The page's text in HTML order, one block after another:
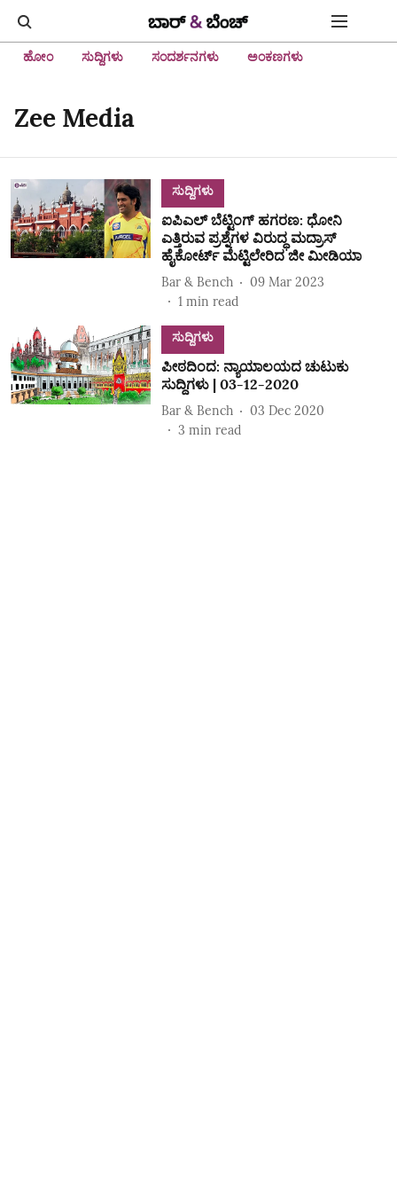
ಹೋಂ ಸುದ್ದಿಗಳು ಸಂದರ್ಶನಗಳು ಅಂಕಣಗಳು
Zee Media
ಸುದ್ದಿಗಳು
ಐಪಿಎಲ್ ಬೆಟ್ಟಿಂಗ್ ಹಗರಣ: ಧೋನಿ
ಎತ್ತಿರುವ ಪ್ರಶ್ನೆಗಳ ವಿರುದ್ಧ ಮದ್ರಾಸ್
ಹೈಕೋರ್ಟ್‌ ಮೆಟ್ಟಿಲೇರಿದ ಜೀ ಮೀಡಿಯಾ
Bar & Bench
09 Mar 2023
1 min read
ಸುದ್ದಿಗಳು
ಪೀಠದಿಂದ: ನ್ಯಾಯಾಲಯದ ಚುಟುಕು
ಸುದ್ದಿಗಳು | 03-12-2020
Bar & Bench
03 Dec 2020
3 min read